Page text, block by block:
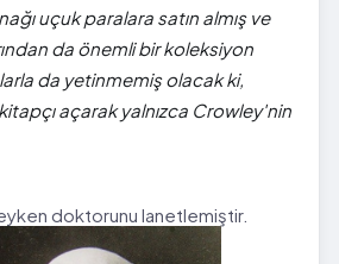
uçuk paralara satın almış ve
da önemli bir koleksiyon
da yetinmemiş olacak ki,
açarak yalnızca Crowley'nin
doktorunu lanetlemiştir.